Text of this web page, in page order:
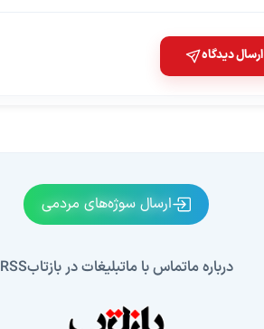
ارسال دیدگاه
ارسال سوژه‌های مردمی
درباره ماتماس با ماتبلیغات در بازتابRSS